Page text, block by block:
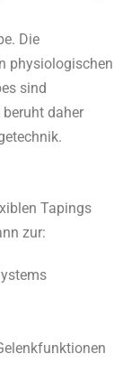
Die
physiologischen
sind
daher
Tapings
zur: